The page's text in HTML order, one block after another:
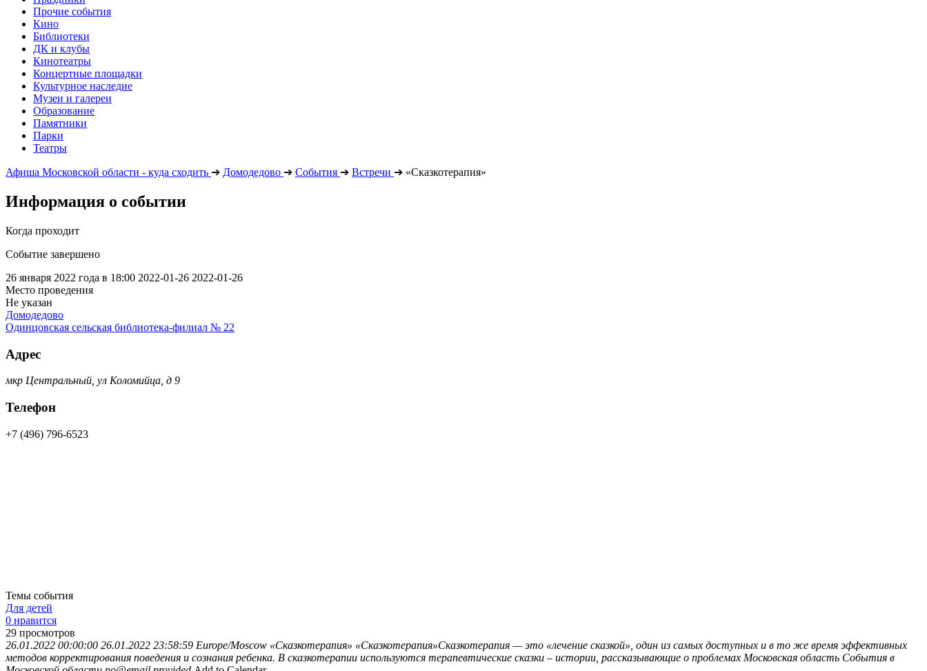
Прочие события
Кино
Библиотеки
ДК и клубы
Кинотеатры
Концертные площадки
Культурное наследие
Музеи и галереи
Образование
Памятники
Парки
Театры
Афиша Московской области - куда сходить ➔ Домодедово ➔ События ➔ Встречи ➔ «Сказкотерапия»
Информация о событии
Когда проходит
Событие завершено
26 января 2022 года в 18:00 2022-01-26 2022-01-26
Место проведения
Не указан
Домодедово
Одинцовская сельская библиотека-филиал № 22
Адрес
мкр Центральный, ул Коломийца, д 9
Телефон
+7 (496) 796-6523
Темы события
Для детей
0 нравится
29 просмотров
26.01.2022 00:00:00 26.01.2022 23:58:59 Europe/Moscow «Сказкотерапия» «Сказкотерапия»Сказкотерапия — это «лечение сказкой», один из самых доступных и в то же время эффективных
методов корректирования поведения и сознания ребенка. В сказкотерапии используются терапевтические сказки – истории, рассказывающие о проблемах Московская область События в